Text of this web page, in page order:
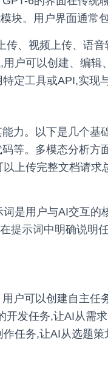
块。用户界面通常
、视频上传、语
户可以创建、编辑
定工具或API,实现
力。以下是几个基
等。多模态分析方
上传完整文档请求
是用户与AI交互的
提示词中明确说明
户可以创建自主任
发任务,让AI从需
任务,让AI从选题